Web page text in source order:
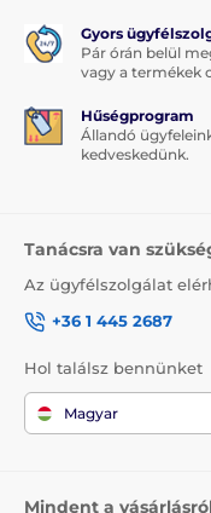
Gyors
Pár órán belül
vagy a termékek
Hűségprogram
Állandó
kedveskedünk.
Tanácsra van
Az ügyfélszolgálat
+36 1 445 2687
Hol találsz bennünket
Magyar
Mindent a